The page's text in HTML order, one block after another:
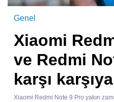
Genel
Xiaomi
ve Redmi
karşı
Xiaomi Redmi Note 9 Pro yakın